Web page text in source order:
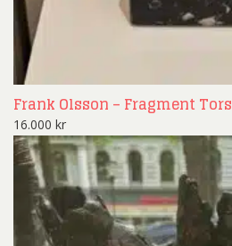
Frank Olsson – Fragment
16.000 kr